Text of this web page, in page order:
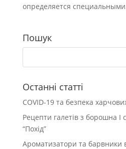
определяется
Пошук
Останні статті
COVID-19 та безпека
Рецепти галетів з борошна І
“Похід”
Ароматизатори та барвники